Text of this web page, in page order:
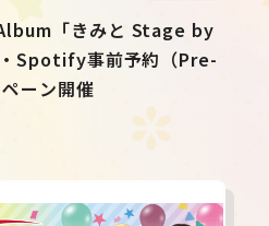
「きみと Stage by
Spotify事前予約（Pre-
ーン開催